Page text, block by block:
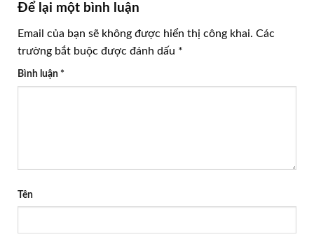
Để lại một bình luận
Email của bạn sẽ không được hiển thị công khai. Các
trường bắt buộc được đánh dấu *
Bình luận *
Tên